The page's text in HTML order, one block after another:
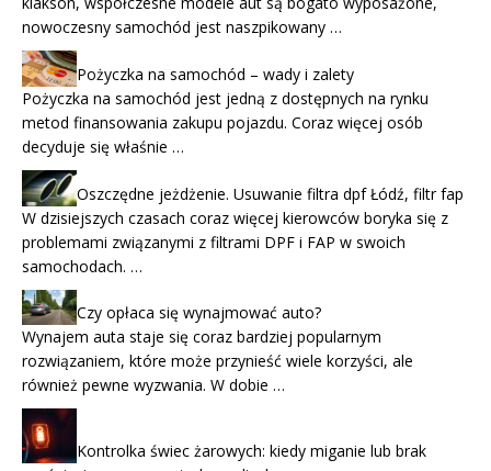
nowoczesny samochód jest naszpikowany …
Pożyczka na samochód – wady i zalety
Pożyczka na samochód jest jedną z dostępnych na rynku
metod finansowania zakupu pojazdu. Coraz więcej osób
decyduje się właśnie …
Oszczędne jeżdżenie. Usuwanie filtra dpf Łódź, filtr fap
W dzisiejszych czasach coraz więcej kierowców boryka się z
problemami związanymi z filtrami DPF i FAP w swoich
samochodach. …
Czy opłaca się wynajmować auto?
Wynajem auta staje się coraz bardziej popularnym
rozwiązaniem, które może przynieść wiele korzyści, ale
również pewne wyzwania. W dobie …
Kontrolka świec żarowych: kiedy miganie lub brak